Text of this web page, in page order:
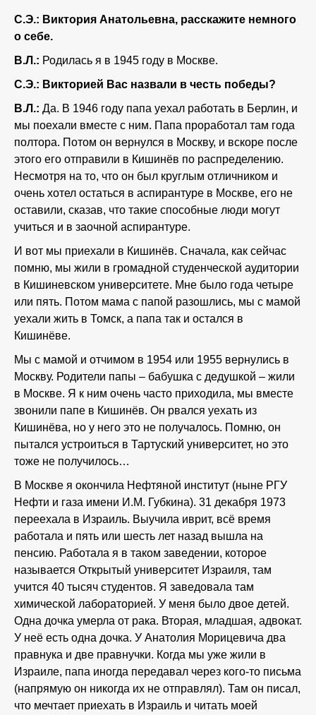
С.Э.: Виктория Анатольевна, расскажите немного
о себе.
В.Л.: Родилась я в 1945 году в Москве.
С.Э.: Викторией Вас назвали в честь победы?
В.Л.: Да. В 1946 году папа уехал работать в Берлин, и
мы поехали вместе с ним. Папа проработал там года
полтора. Потом он вернулся в Москву, и вскоре после
этого его отправили в Кишинёв по распределению.
Несмотря на то, что он был круглым отличником и
очень хотел остаться в аспирантуре в Москве, его не
оставили, сказав, что такие способные люди могут
учиться и в заочной аспирантуре.
И вот мы приехали в Кишинёв. Сначала, как сейчас
помню, мы жили в громадной студенческой аудитории
в Кишиневском университете. Мне было года четыре
или пять. Потом мама с папой разошлись, мы с мамой
уехали жить в Томск, а папа так и остался в
Кишинёве.
Мы с мамой и отчимом в 1954 или 1955 вернулись в
Москву. Родители папы – бабушка с дедушкой – жили
в Москве. Я к ним очень часто приходила, мы вместе
звонили папе в Кишинёв. Он рвался уехать из
Кишинёва, но у него это не получалось. Помню, он
пытался устроиться в Тартуский университет, но это
тоже не получилось…
В Москве я окончила Нефтяной институт (ныне РГУ
Нефти и газа имени И.М. Губкина). 31 декабря 1973
переехала в Израиль. Выучила иврит, всё время
работала и пять или шесть лет назад вышла на
пенсию. Работала я в таком заведении, которое
называется Открытый университет Израиля, там
учится 40 тысяч студентов. Я заведовала там
химической лабораторией. У меня было двое детей.
Одна дочка умерла от рака. Вторая, младшая, адвокат.
У неё есть одна дочка. У Анатолия Морицевича два
правнука и две правнучки. Когда мы уже жили в
Израиле, папа иногда передавал через кого-то письма
(напрямую он никогда их не отправлял). Там он писал,
что мечтает приехать в Израиль и читать моей